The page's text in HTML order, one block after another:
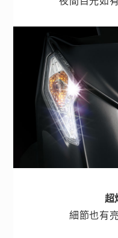
超
細節也有